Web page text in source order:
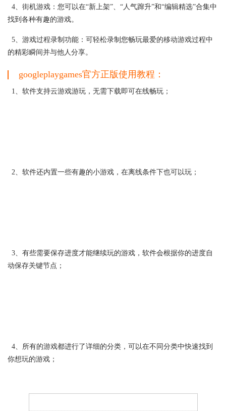
4、街机游戏：您可以在“新上架”、“人气蹿升”和“编辑精选”合集中
找到各种有趣的游戏。
5、游戏过程录制功能：可轻松录制您畅玩最爱的移动游戏过程中
的精彩瞬间并与他人分享。
googleplaygames官方正版使用教程：
1、软件支持云游戏游玩，无需下载即可在线畅玩；
2、软件还内置一些有趣的小游戏，在离线条件下也可以玩；
3、有些需要保存进度才能继续玩的游戏，软件会根据你的进度自
动保存关键节点；
4、所有的游戏都进行了详细的分类，可以在不同分类中快速找到
你想玩的游戏；